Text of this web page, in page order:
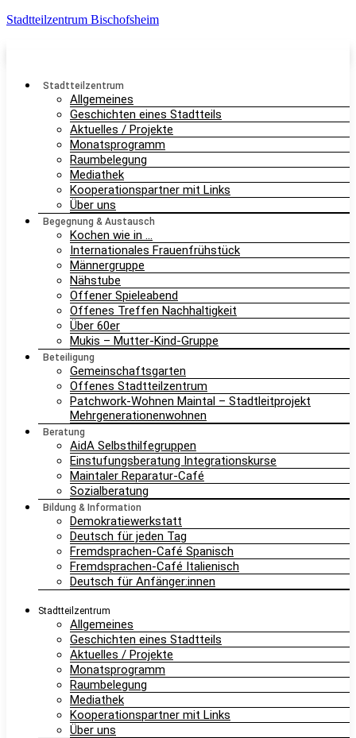
Stadtteilzentrum Bischofsheim
Stadtteilzentrum
Allgemeines
Geschichten eines Stadtteils
Aktuelles / Projekte
Monatsprogramm
Raumbelegung
Mediathek
Kooperationspartner mit Links
Über uns
Begegnung & Austausch
Kochen wie in …
Internationales Frauenfrühstück
Männergruppe
Nähstube
Offener Spieleabend
Offenes Treffen Nachhaltigkeit
Über 60er
Mukis – Mutter-Kind-Gruppe
Beteiligung
Gemeinschaftsgarten
Offenes Stadtteilzentrum
Patchwork-Wohnen Maintal – Stadtleitprojekt
Mehrgenerationenwohnen
Beratung
AidA Selbsthilfegruppen
Einstufungsberatung Integrationskurse
Maintaler Reparatur-Café
Sozialberatung
Bildung & Information
Demokratiewerkstatt
Deutsch für jeden Tag
Fremdsprachen-Café Spanisch
Fremdsprachen-Café Italienisch
Deutsch für Anfänger:innen
Stadtteilzentrum
Allgemeines
Geschichten eines Stadtteils
Aktuelles / Projekte
Monatsprogramm
Raumbelegung
Mediathek
Kooperationspartner mit Links
Über uns